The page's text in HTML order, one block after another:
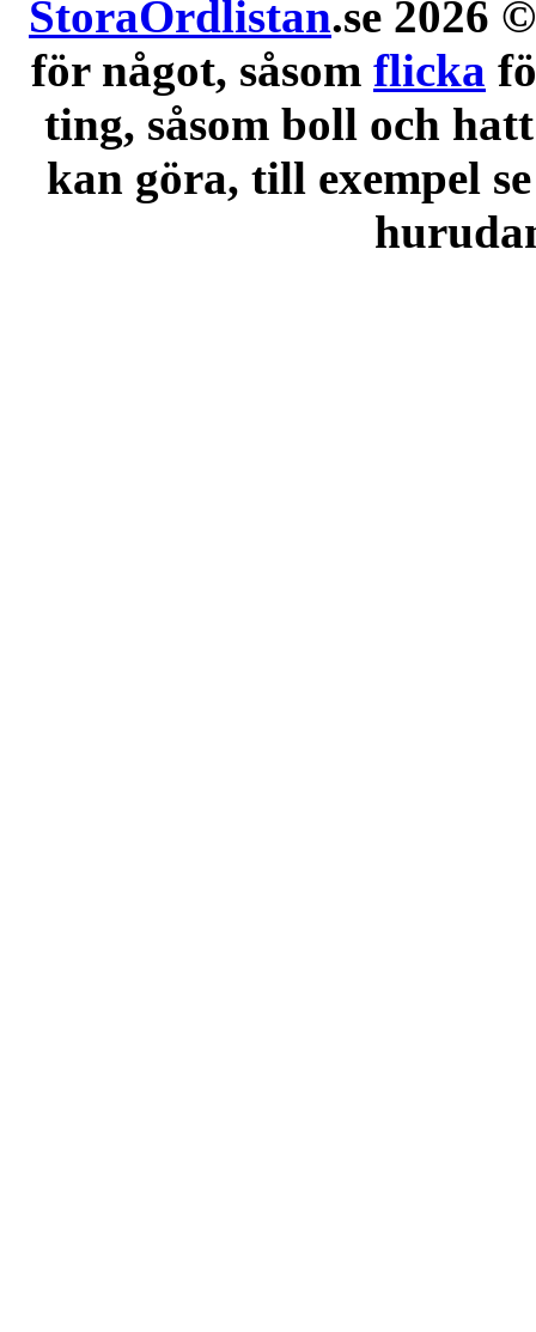
StoraOrdlistan.se 2026
för något, såsom flicka
ting, såsom boll och
kan göra, till exempel